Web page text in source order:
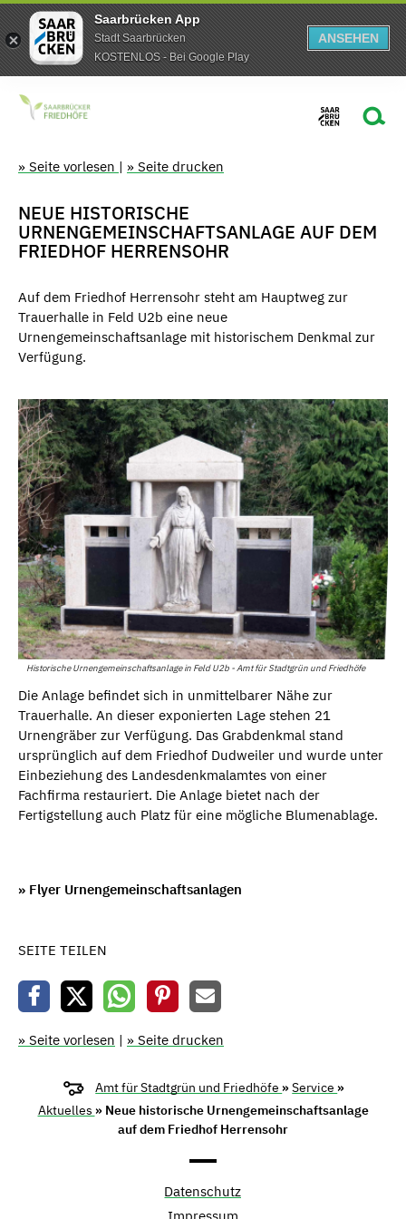
Saarbrücken App
Stadt Saarbrücken
KOSTENLOS - Bei Google Play
ANSEHEN
» Seite vorlesen | » Seite drucken
NEUE HISTORISCHE
URNENGEMEINSCHAFTSANLAGE AUF DEM
FRIEDHOF HERRENSOHR
Auf dem Friedhof Herrensohr steht am Hauptweg zur
Trauerhalle in Feld U2b eine neue
Urnengemeinschaftsanlage mit historischem Denkmal zur
Verfügung.
Historische Urnengemeinschaftsanlage in Feld U2b - Amt für Stadtgrün und Friedhöfe
Die Anlage befindet sich in unmittelbarer Nähe zur
Trauerhalle. An dieser exponierten Lage stehen 21
Urnengräber zur Verfügung. Das Grabdenkmal stand
ursprünglich auf dem Friedhof Dudweiler und wurde unter
Einbeziehung des Landesdenkmalamtes von einer
Fachfirma restauriert. Die Anlage bietet nach der
Fertigstellung auch Platz für eine mögliche Blumenablage.
» Flyer Urnengemeinschaftsanlagen
SEITE TEILEN
» Seite vorlesen | » Seite drucken
Amt für Stadtgrün und Friedhöfe »Service »
Aktuelles » Neue historische Urnengemeinschaftsanlage
auf dem Friedhof Herrensohr
Datenschutz